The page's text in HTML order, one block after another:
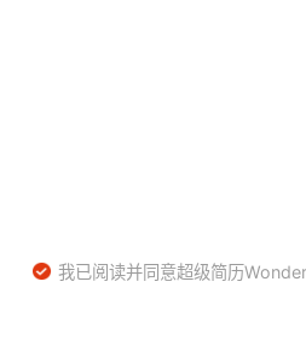
我已阅读并同意超级简历